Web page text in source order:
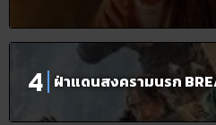
ฝ่าแดนสงครามนรก